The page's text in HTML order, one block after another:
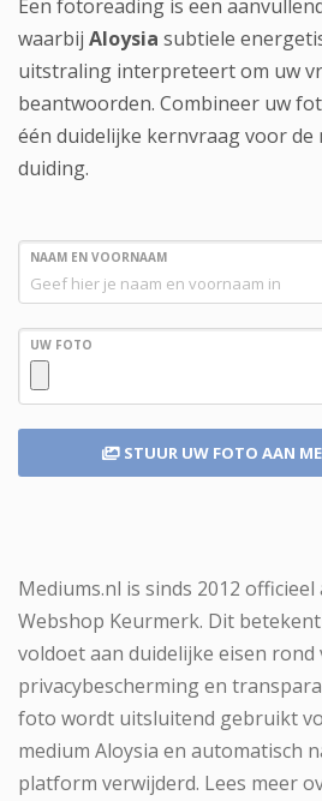
Een fotoreading is een
waarbij Aloysia subtiele
uitstraling interpreteert om uw
beantwoorden. Combineer uw
één duidelijke kernvraag voor de
duiding.
NAAM EN VOORNAAM
UW FOTO
STUUR UW FOTO
Mediums.nl is sinds 2012
Webshop Keurmerk. Dit
voldoet aan duidelijke eisen rond
privacybescherming en
foto wordt uitsluitend gebruikt
medium Aloysia en automatisch
platform verwijderd. Lees meer